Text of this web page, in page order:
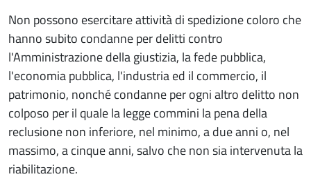
Non possono esercitare attività di spedizione coloro che
hanno subito condanne per delitti contro
l'Amministrazione della giustizia, la fede pubblica,
l'economia pubblica, l'industria ed il commercio, il
patrimonio, nonché condanne per ogni altro delitto non
colposo per il quale la legge commini la pena della
reclusione non inferiore, nel minimo, a due anni o, nel
massimo, a cinque anni, salvo che non sia intervenuta la
riabilitazione.